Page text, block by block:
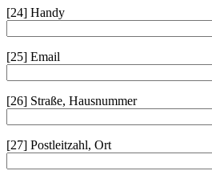
[24] Handy
[25] Email
[26] Straße, Hausnummer
[27] Postleitzahl, Ort